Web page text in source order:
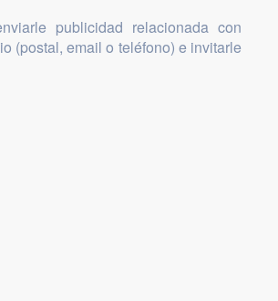
publicidad relacionada con
(postal, email o teléfono) e invitarle